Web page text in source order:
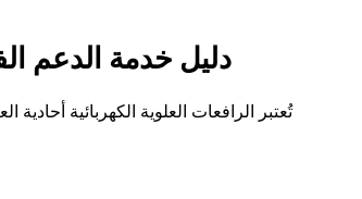
دليل خدمة الدعم
تُعتبر الرافعات العلوية الكهربائية